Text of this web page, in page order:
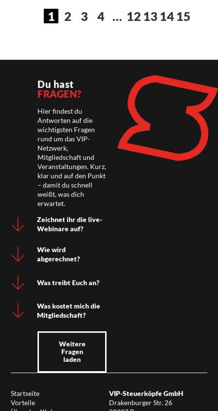
1 2 3 4 … 12 13 14 15
Du hast
FRAGEN?
Hier findest du
Antworten auf die
wichtigsten Fragen
rund um das VIP-
Netzwerk,
Mitgliedschaft und
Veranstaltungen. Kurz,
klar und auf den Punkt
– damit du schnell
weißt, was dich
erwartet.
Zeichnet ihr die live-
Webinare auf?
Wie wird
abgerechnet?
Was treibt Euch an?
Was kostet mich die
Mitgliedschaft?
Weitere
Fragen
laden
Startseite
Vorteile
VIP-Steuerköpfe GmbH
Drakenburger Str. 26